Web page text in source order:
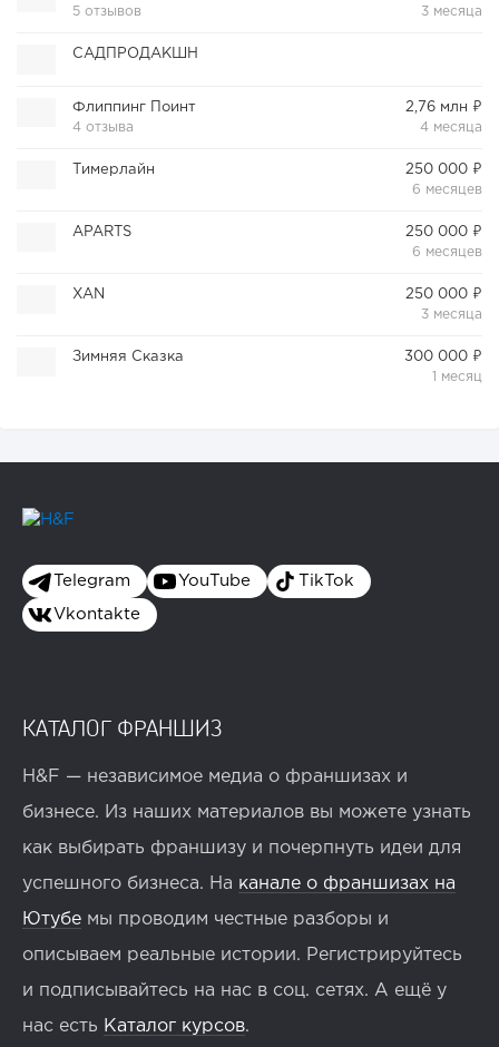
5 отзывов
3 месяца
САДПРОДАКШН
Флиппинг Поинт
4 отзыва
2,76 млн ₽
4 месяца
Тимерлайн
250 000 ₽
6 месяцев
APARTS
250 000 ₽
6 месяцев
XAN
250 000 ₽
3 месяца
Зимняя Сказка
300 000 ₽
1 месяц
Telegram YouTube TikTok
Vkontakte
КАТАЛОГ ФРАНШИЗ
H&F — независимое медиа о франшизах и
бизнесе. Из наших материалов вы можете узнать
как выбирать франшизу и почерпнуть идеи для
успешного бизнеса. На канале о франшизах на
Ютубе мы проводим честные разборы и
описываем реальные истории. Регистрируйтесь
и подписывайтесь на нас в соц. сетях. А ещё у
нас есть Каталог курсов.